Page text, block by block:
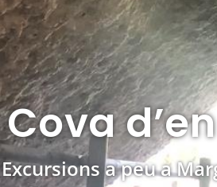
Cova
Excursions a peu a